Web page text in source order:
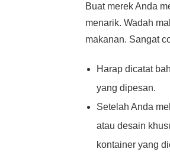
Buat merek Anda
menarik. Wadah
makanan. Sangat
Harap dicatat
yang dipesan.
Setelah Anda
atau desain
kontainer yang